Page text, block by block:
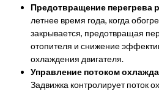
Предотвращение перегрева
летнее время года, когда
закрывается, предотвращая
отопителя и снижение
охлаждения двигателя.
Управление потоком
Задвижка контролирует поток